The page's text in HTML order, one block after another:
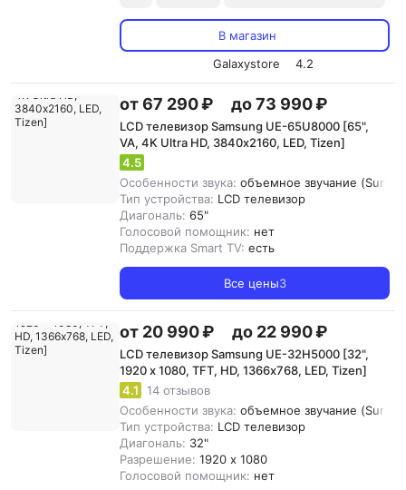
В магазин
Galaxystore
4.2
от 67 290 ₽ до 73 990 ₽
LCD телевизор Samsung UE-65U8000 [65",
VA, 4K Ultra HD, 3840х2160, LED, Tizen]
4.5
Особенности звука: объемное звучание
Тип устройства: LCD телевизор
Диагональ: 65"
Голосовой помощник: нет
Поддержка Smart TV: есть
Все цены3
от 20 990 ₽ до 22 990 ₽
LCD телевизор Samsung UE-32H5000 [32",
1920 x 1080, TFT, HD, 1366х768, LED, Tizen]
4.1
14 отзывов
Особенности звука: объемное звучание
Тип устройства: LCD телевизор
Диагональ: 32"
Разрешение: 1920 x 1080
Голосовой помощник: нет